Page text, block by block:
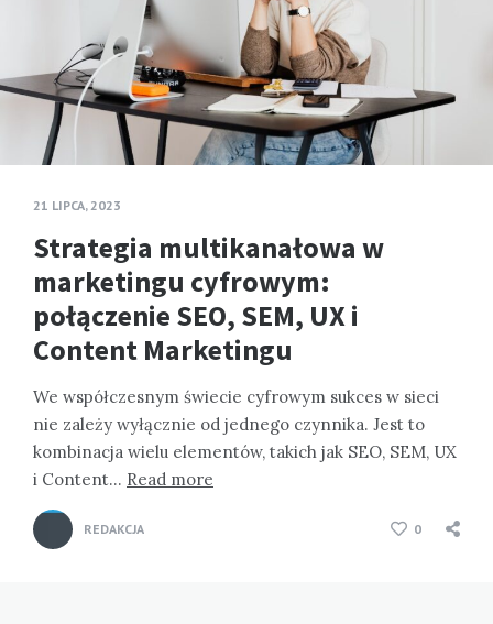
21 LIPCA, 2023
Strategia multikanałowa w
marketingu cyfrowym:
połączenie SEO, SEM, UX i
Content Marketingu
We współczesnym świecie cyfrowym sukces w sieci
nie zależy wyłącznie od jednego czynnika. Jest to
kombinacja wielu elementów, takich jak SEO, SEM, UX
i Content… Read more
REDAKCJA 0